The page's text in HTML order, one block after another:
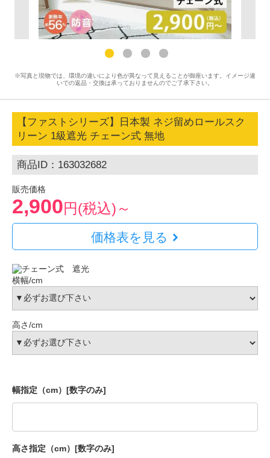
※写真と現物では、環境の違いにより色が異なって見えることが御座います。イメージ違
いでの返品・交換は承っておりませんのでご了承下さい。
【ファストシリーズ】日本製 ネジ留めロールスク
リーン 1級遮光 チェーン式 無地
商品ID：163032682
販売価格
2,900円(税込)～
価格表を見る
横幅/cm
高さ/cm
幅指定（cm）[数字のみ]
高さ指定（cm）[数字のみ]